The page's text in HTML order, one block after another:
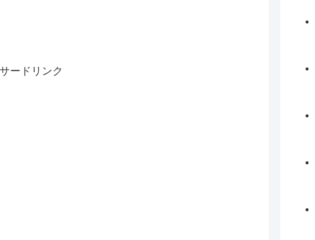
ードリンク